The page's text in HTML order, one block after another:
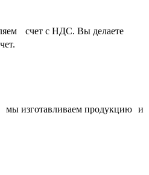
счет с НДС. Вы делаете
мы изготавливаем продукцию и